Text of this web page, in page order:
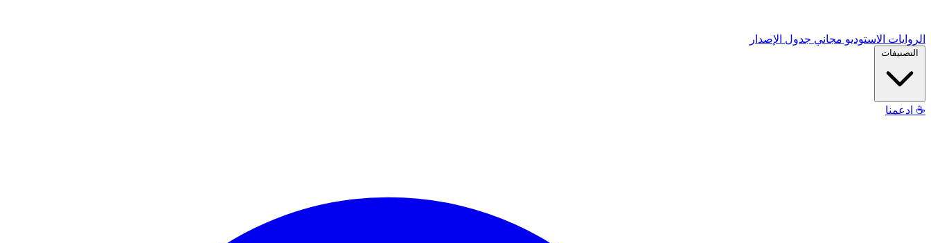
الروايات الاستوديو مجاني جدول الإصدار
التصنيفات
☕ ادعمنا